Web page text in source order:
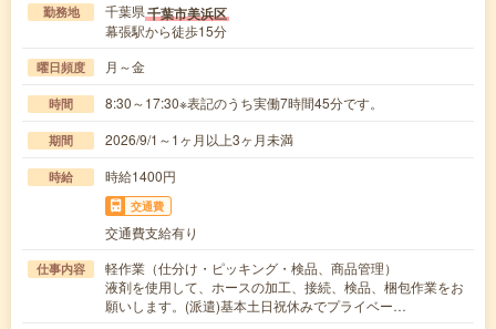
勤務地 千葉県千葉市美浜区
幕張駅から徒歩15分
曜日頻度 月～金
時間 8:30～17:30※表記のうち実働7時間45分です。
期間 2026/9/1～1ヶ月以上3ヶ月未満
時給 時給1400円
交通費
交通費支給有り
仕事内容
軽作業（仕分け・ピッキング・検品、商品管理）
液剤を使用して、ホースの加工、接続、検品、梱包作業をお
願いします。(派遣)基本土日祝休みでプライベー…